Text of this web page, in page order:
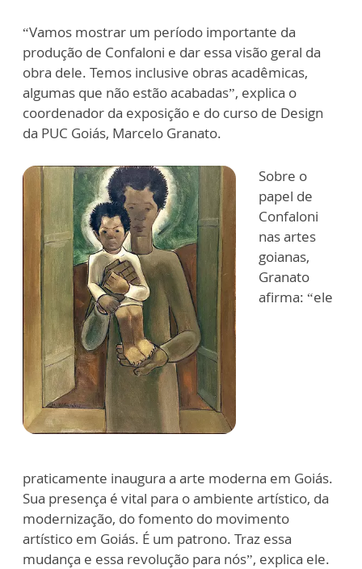
“Vamos mostrar um período importante da
produção de Confaloni e dar essa visão geral da
obra dele. Temos inclusive obras acadêmicas,
algumas que não estão acabadas”, explica o
coordenador da exposição e do curso de Design
da PUC Goiás, Marcelo Granato.
Sobre o
papel de
Confaloni
nas artes
goianas,
Granato
afirma: “ele
praticamente inaugura a arte moderna em Goiás.
Sua presença é vital para o ambiente artístico, da
modernização, do fomento do movimento
artístico em Goiás. É um patrono. Traz essa
mudança e essa revolução para nós”, explica ele.